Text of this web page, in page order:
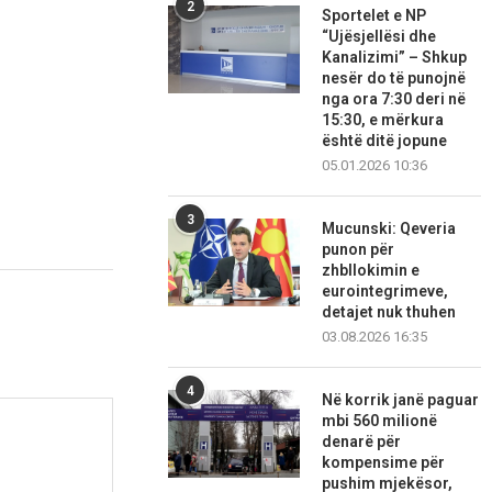
2
Sportelet e NP
“Ujësjellësi dhe
Kanalizimi” – Shkup
nesër do të punojnë
nga ora 7:30 deri në
15:30, e mërkura
është ditë jopune
05.01.2026 10:36
3
Mucunski: Qeveria
punon për
zhbllokimin e
eurointegrimeve,
detajet nuk thuhen
03.08.2026 16:35
4
Në korrik janë paguar
mbi 560 milionë
denarë për
kompensime për
pushim mjekësor,